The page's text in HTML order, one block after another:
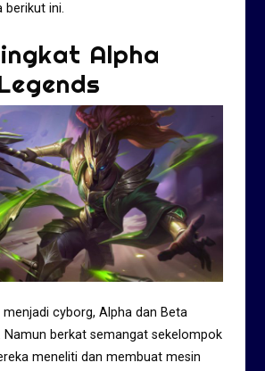
berikut ini.
Alpha
cyborg, Alpha dan Beta
Namun berkat semangat sekelompok
meneliti dan membuat mesin